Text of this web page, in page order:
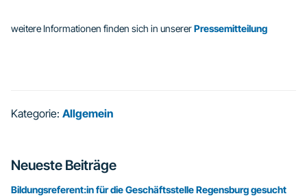
weitere Informationen finden sich in unsererPressemitteilung
Kategorie: Allgemein
Seitenspalte
Neueste Beiträge
Bildungsreferent:in für die Geschäftsstelle Regensburg gesucht